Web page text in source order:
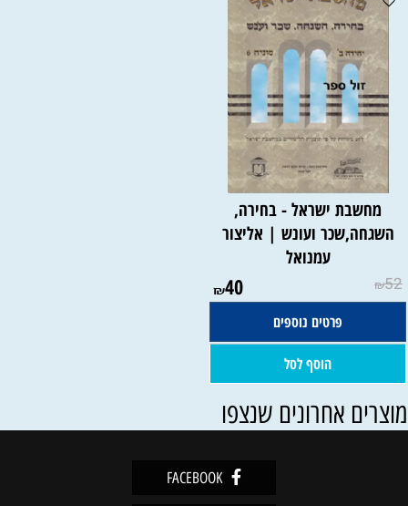
מחשבת ישראל - בחירה,
השגחה,שכר ועונש | אליצור
עמנואל
₪52
₪40
פרטים נוספים
הוסף לסל
אחרונים שנצפו
FACEBOOK